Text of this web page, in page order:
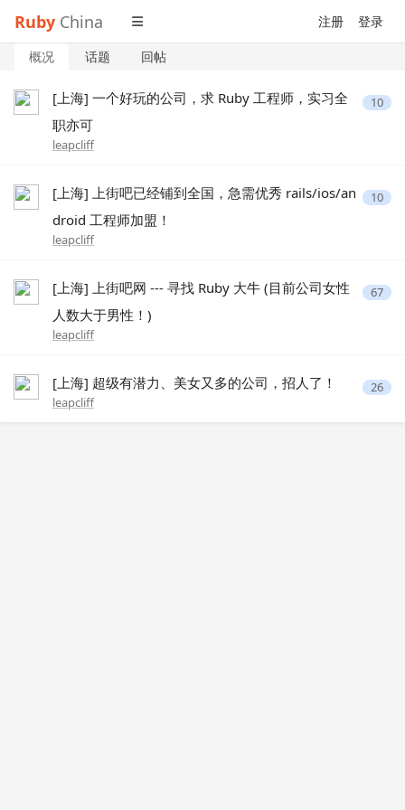
Ruby China 注册 登录
概况 话题 回帖
[上海] 一个好玩的公司，求 Ruby 工程师，实习全
职亦可
leapcliff
10
[上海] 上街吧已经铺到全国，急需优秀 rails/ios/an
droid 工程师加盟！
leapcliff
10
[上海] 上街吧网 --- 寻找 Ruby 大牛 (目前公司女性
人数大于男性！)
leapcliff
67
[上海] 超级有潜力、美女又多的公司，招人了！
leapcliff
26